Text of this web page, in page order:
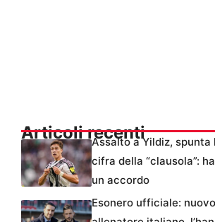
Articoli recentiAssalto a Yildiz, spunta
cifra della “clausola”: ha
un accordo
Esonero ufficiale: nuovo